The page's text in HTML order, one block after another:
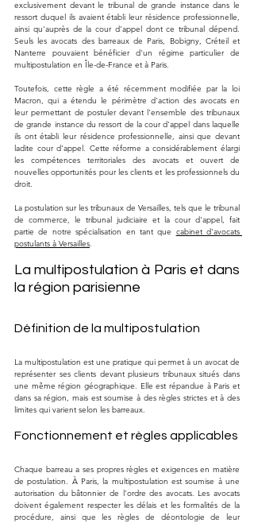
exclusivement devant le tribunal de grande instance dans le
ressort duquel ils avaient établi leur résidence professionnelle,
ainsi qu'auprès de la cour d'appel dont ce tribunal dépend.
Seuls les avocats des barreaux de Paris, Bobigny, Créteil et
Nanterre pouvaient bénéficier d'un régime particulier de
multipostulation en Île-de-France et à Paris.
Toutefois, cette règle a été récemment modifiée par la loi
Macron, qui a étendu le périmètre d'action des avocats en
leur permettant de postuler devant l'ensemble des tribunaux
de grande instance du ressort de la cour d'appel dans laquelle
ils ont établi leur résidence professionnelle, ainsi que devant
ladite cour d'appel. Cette réforme a considérablement élargi
les compétences territoriales des avocats et ouvert de
nouvelles opportunités pour les clients et les professionnels du
droit.
La postulation sur les tribunaux de Versailles, tels que le tribunal
de commerce, le tribunal judiciaire et la cour d'appel, fait
partie de notre spécialisation en tant que cabinet d'avocats
postulants à Versailles.
La multipostulation à Paris et dans
la région parisienne
Définition de la multipostulation
La multipostulation est une pratique qui permet à un avocat de
représenter ses clients devant plusieurs tribunaux situés dans
une même région géographique. Elle est répandue à Paris et
dans sa région, mais est soumise à des règles strictes et à des
limites qui varient selon les barreaux.
Fonctionnement et règles applicables
Chaque barreau a ses propres règles et exigences en matière
de postulation. À Paris, la multipostulation est soumise à une
autorisation du bâtonnier de l'ordre des avocats. Les avocats
doivent également respecter les délais et les formalités de la
procédure, ainsi que les règles de déontologie de leur